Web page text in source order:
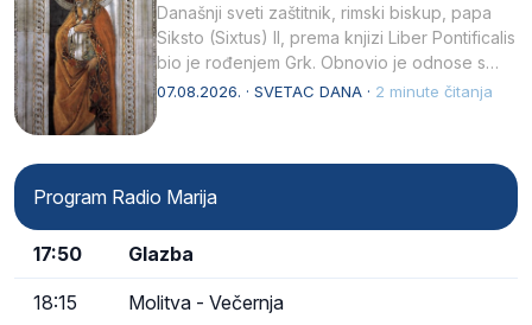
Današnji sveti zaštitnik, rimski biskup, papa
Siksto (Sixtus) II, prema knjizi Liber Pontificalis
bio je rođenjem Grk. Obnovio je odnose s
afričkim…
07.08.2026. · SVETAC DANA · 2 minute čitanja
Program Radio Marija
17:50 Glazba
18:15 Molitva - Večernja